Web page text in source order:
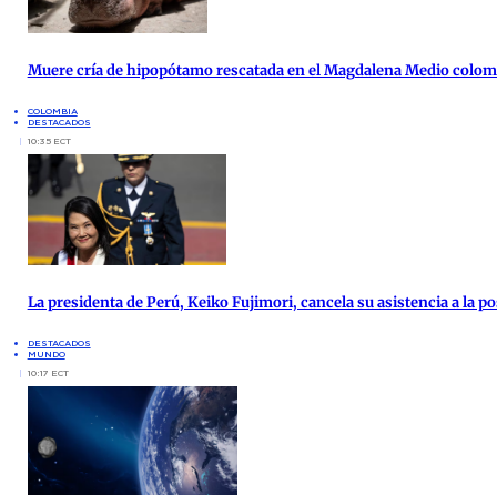
Muere cría de hipopótamo rescatada en el Magdalena Medio
COLOMBIA
DESTACADOS
10:35 ECT
La presidenta de Perú, Keiko Fujimori, cancela su asistencia a la
DESTACADOS
MUNDO
10:17 ECT